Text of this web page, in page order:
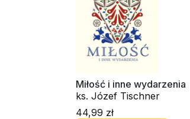
Miłość i inne wydarzenia
ks. Józef Tischner
44,99 zł